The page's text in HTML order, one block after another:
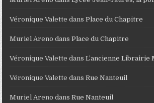
Véronique Valette dansPlace du Chapitre
Muriel Areno dansPlace du Chapitre
Véronique Valette dansL’ancienne Librairie
Véronique Valette dansRue Nanteuil
Muriel Areno dansRue Nanteuil